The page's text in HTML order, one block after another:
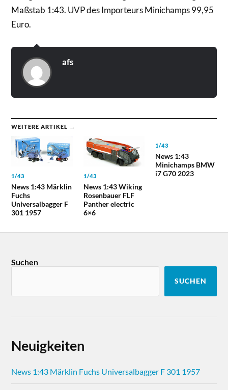
Maßstab 1:43. UVP des Importeurs Minichamps 99,95
Euro.
afs
WEITERE ARTIKEL →
1/43
News 1:43 Märklin
Fuchs
Universalbagger F
301 1957
1/43
News 1:43 Wiking
Rosenbauer FLF
Panther electric
6×6
1/43
News 1:43
Minichamps BMW
i7 G70 2023
Suchen
SUCHEN
Neuigkeiten
News 1:43 Märklin Fuchs Universalbagger F 301 1957